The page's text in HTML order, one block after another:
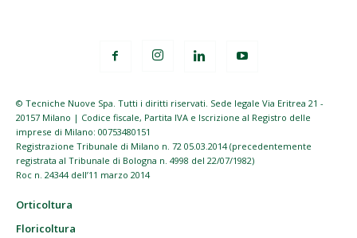
© Tecniche Nuove Spa. Tutti i diritti riservati. Sede legale Via Eritrea 21 -
20157 Milano | Codice fiscale, Partita IVA e Iscrizione al Registro delle
imprese di Milano: 00753480151
Registrazione Tribunale di Milano n. 72 05.03.2014 (precedentemente
registrata al Tribunale di Bologna n. 4998 del 22/07/1982)
Roc n. 24344 dell’11 marzo 2014
Orticoltura
Floricoltura